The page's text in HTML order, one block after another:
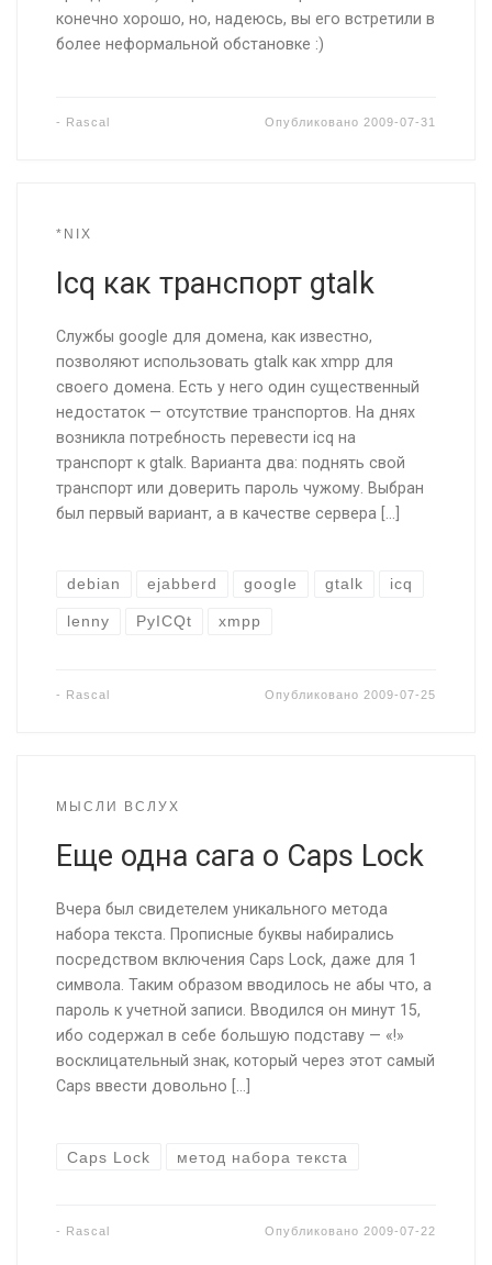
конечно хорошо, но, надеюсь, вы его встретили в
более неформальной обстановке :)
- Rascal Опубликовано 2009-07-31
*NIX
Icq как транспорт gtalk
Службы google для домена, как известно,
позволяют использовать gtalk как xmpp для
своего домена. Есть у него один существенный
недостаток — отсутствие транспортов. На днях
возникла потребность перевести icq на
транспорт к gtalk. Варианта два: поднять свой
транспорт или доверить пароль чужому. Выбран
был первый вариант, а в качестве сервера […]
debian ejabberd google gtalk icq
lenny PyICQt xmpp
- Rascal Опубликовано 2009-07-25
МЫСЛИ ВСЛУХ
Еще одна сага о Caps Lock
Вчера был свидетелем уникального метода
набора текста. Прописные буквы набирались
посредством включения Caps Lock, даже для 1
символа. Таким образом вводилось не абы что, а
пароль к учетной записи. Вводился он минут 15,
ибо содержал в себе большую подставу — «!»
восклицательный знак, который через этот самый
Caps ввести довольно […]
Caps Lock метод набора текста
- Rascal Опубликовано 2009-07-22